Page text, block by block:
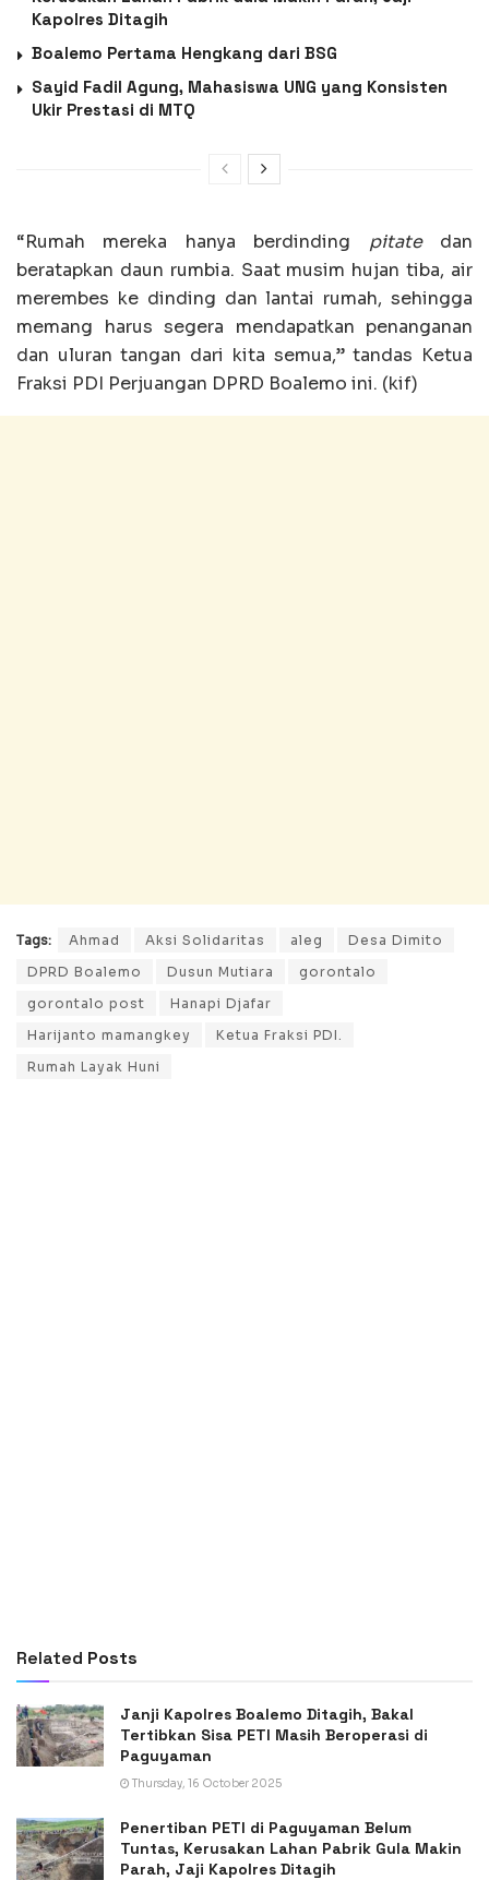
Kapolres Ditagih
Boalemo Pertama Hengkang dari BSG
Sayid Fadil Agung, Mahasiswa UNG yang Konsisten
Ukir Prestasi di MTQ
“Rumah mereka hanya berdinding pitatedan
beratapkan daun rumbia. Saat musim hujan tiba, air
merembes ke dinding dan lantai rumah, sehingga
memang harus segera mendapatkan penanganan
dan uluran tangan dari kita semua,” tandas Ketua
Fraksi PDI Perjuangan DPRD Boalemo ini. (kif)
Tags: Ahmad Aksi Solidaritas aleg
Desa Dimito
DPRD Boalemo
Dusun Mutiara
gorontalo
gorontalo post
Hanapi Djafar
Harijanto mamangkey
Ketua Fraksi PDI.
Rumah Layak Huni
Related Posts
Janji Kapolres Boalemo Ditagih, Bakal
Tertibkan Sisa PETI Masih Beroperasi di
Paguyaman
Thursday, 16 October 2025
Penertiban PETI di Paguyaman Belum
Tuntas, Kerusakan Lahan Pabrik Gula Makin
Parah, Jaji Kapolres Ditagih